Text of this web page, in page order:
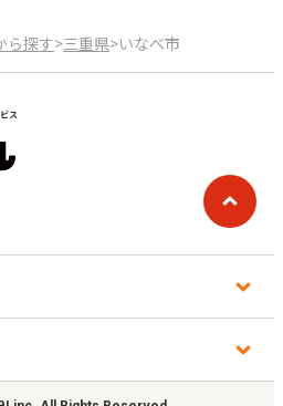
ら探す>三重県>いなべ市
ス